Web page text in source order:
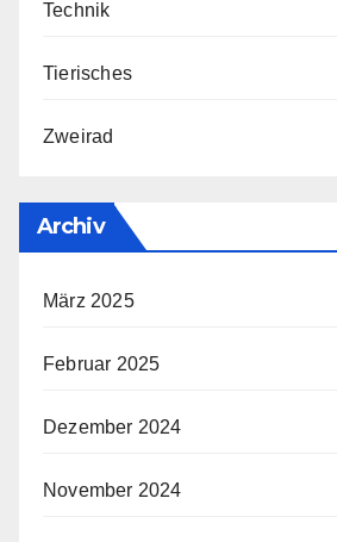
Technik
Tierisches
Zweirad
Archiv
März 2025
Februar 2025
Dezember 2024
November 2024